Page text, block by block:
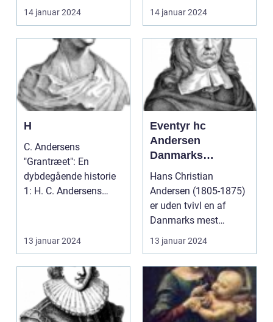
[INDSÆT VIDEO ...
14 januar 2024
kendt for sine event...
14 januar 2024
H
C. Andersens
"Grantræet": En
dybdegående historie
1: H. C. Andersens
13 januar 2024
Eventyr hc
Andersen
Danmarks
folkekære
eventyrforfatter
Hans Christian
Andersen (1805-1875)
er uden tvivl en af
Danmarks mest
berømte forfattere
gennem tide...
13 januar 2024